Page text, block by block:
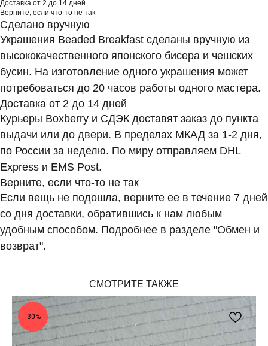
Доставка от 2 до 14 дней
Верните, если что-то не так
Сделано вручную
Украшения Beaded Breakfast сделаны вручную из
высококачественного японского бисера и чешских
бусин. На изготовление одного украшения может
потребоваться до 20 часов работы одного мастера.
Доставка от 2 до 14 дней
Курьеры Boxberry и СДЭК доставят заказ до пункта
выдачи или до двери. В пределах МКАД за 1-2 дня,
по России за неделю. По миру отправляем DHL
Express и EMS Post.
Верните, если что-то не так
Если вещь не подошла, верните ее в течение 7 дней
со дня доставки, обратившись к нам любым
удобным способом. Подробнее в разделе "Обмен и
возврат".
СМОТРИТЕ ТАКЖЕ
-30%